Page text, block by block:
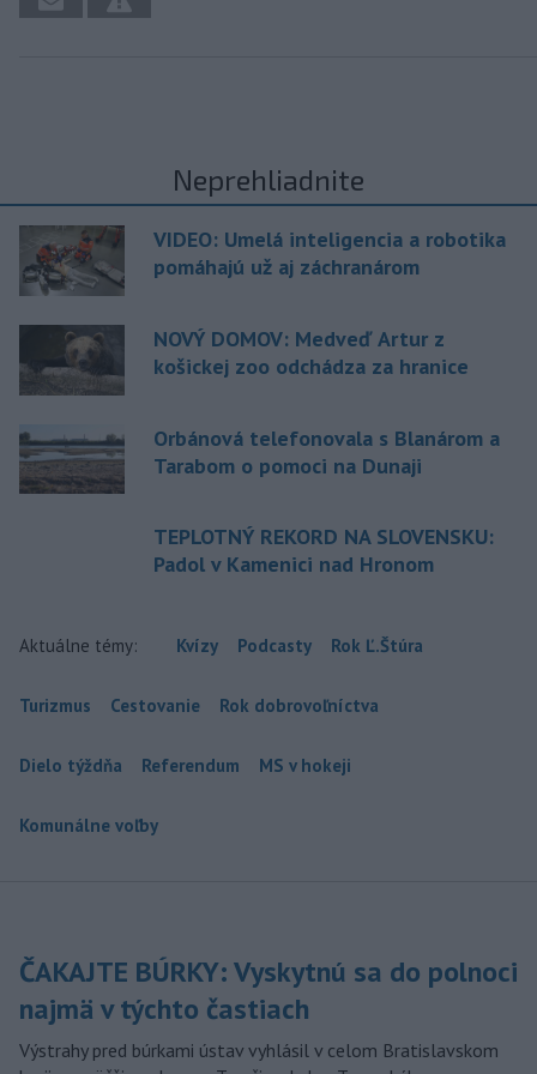
Neprehliadnite
VIDEO: Umelá inteligencia a robotika
pomáhajú už aj záchranárom
NOVÝ DOMOV: Medveď Artur z
košickej zoo odchádza za hranice
Orbánová telefonovala s Blanárom a
Tarabom o pomoci na Dunaji
TEPLOTNÝ REKORD NA SLOVENSKU:
Padol v Kamenici nad Hronom
Aktuálne témy: Kvízy Podcasty Rok Ľ.Štúra
Turizmus Cestovanie Rok dobrovoľníctva
Dielo týždňa Referendum MS v hokeji
Komunálne voľby
ČAKAJTE BÚRKY: Vyskytnú sa do polnoci
najmä v týchto častiach
Výstrahy pred búrkami ústav vyhlásil v celom Bratislavskom